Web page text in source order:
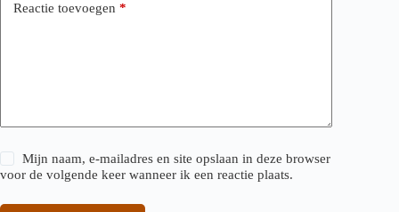
Reactie toevoegen *
Mijn naam, e-mailadres en site opslaan in deze browser
voor de volgende keer wanneer ik een reactie plaats.